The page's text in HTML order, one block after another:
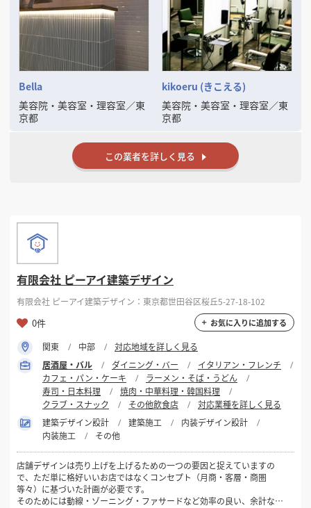
Bella
美容院・美容室・理容室／東
京都
kikoeru (きこえる)
美容院・美容室・理容室／東
京都
この業者を詳しく見る
有限会社 ピーアイ建築デザイン
有限会社 ピーアイ建築デザイン：東京都世田谷区桜丘5-27-18-102
0件 お気に入りに追加する
関東 中部
対応地域を詳しく見る
居酒屋・バル
ダイニング・バー
イタリアン・フレンチ
カフェ・パン・ケーキ
ラーメン・そば・うどん
寿司・日本料理
焼肉・中華料理・韓国料理
クラブ・スナック
その他飲食店
対応業種を詳しく見る
建築デザイン設計
建築施工
内装デザイン設計
内装施工
その他
店舗デザインは売り上げを上げるための一つの要因と捉えていますの
で、ただ単に格好いいお店ではなくコンセプト（月商・客層・商圏
等々）に基づいた計画が必要です。
そのためには動線・ゾーニング・ファサードなど効率の良い、余計な予